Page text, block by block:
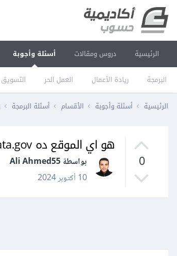
الرئيسية دروس ومقالات أسئلة وأجوبة
البرمجة ريادة الأعمال العمل الحر التسويق
الرئيسية أسئلة وأجوبة الأقسام أسئلة البرمجة
0
هو اي الموقع ده Data.gov ؟
بواسطة Ali Ahmed55
10 أكتوبر 2024